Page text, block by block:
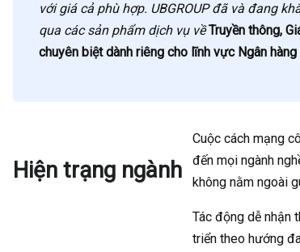
với giá cả phù hợp. UBGROUP đã và đang
qua các sản phẩm dịch vụ vềTruyền thông,
chuyên biệt dành riêng cho lĩnh vực Ngân hàng
Hiện trạng ngành
Cuộc cách mạng
đến mọi ngành
không nằm ngoài
Tác động dễ nhận
triển theo hướng